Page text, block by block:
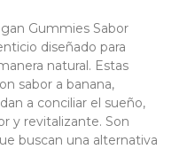
Gummies Sabor
diseñado para
natural. Estas
sabor a banana,
a conciliar el sueño,
y revitalizante. Son
buscan una alternativa